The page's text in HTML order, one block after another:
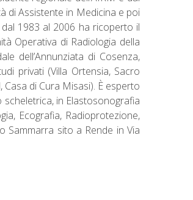
di Assistente in Medicina e poi
dal 1983 al 2006 ha ricoperto il
Operativa di Radiologia della
dell’Annunziata di Cosenza,
privati (Villa Ortensia, Sacro
di Cura Misasi). È esperto
in Elastosonografia
Ecografia, Radioprotezione,
Sammarra sito a Rende in Via